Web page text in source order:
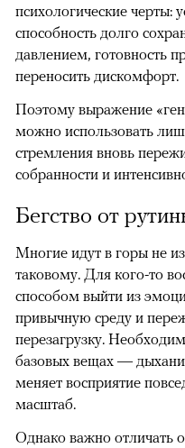
психологические черты:
способность долго
давлением, готовность
переносить дискомфорт.
Поэтому выражение
можно использовать
стремления вновь
собранности и
Бегство от
Многие идут в горы не
таковому. Для кого-то
способом выйти из
привычную среду и
перезагрузку.
базовых вещах —
меняет восприятие
масштаб.
Однако важно отличать